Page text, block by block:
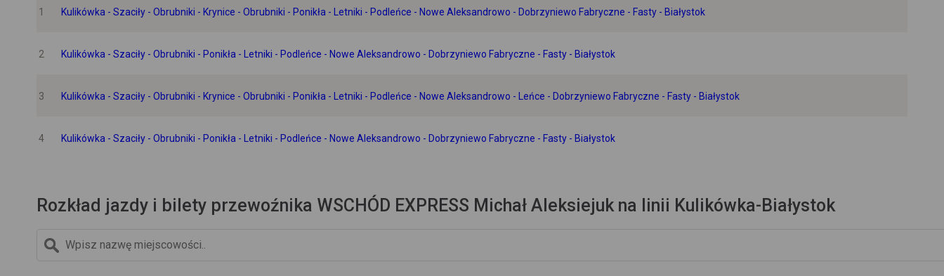
1 Kulikówka - Szaciły - Obrubniki - Krynice - Obrubniki - Ponikła - Letniki - Podleńce - Nowe Aleksandrowo - Dobrzyniewo Fabryczne - Fasty - Białystok
2 Kulikówka - Szaciły - Obrubniki - Ponikła - Letniki - Podleńce - Nowe Aleksandrowo - Dobrzyniewo Fabryczne - Fasty - Białystok
3 Kulikówka - Szaciły - Obrubniki - Krynice - Obrubniki - Ponikła - Letniki - Podleńce - Nowe Aleksandrowo - Leńce - Dobrzyniewo Fabryczne - Fasty - Białystok
4 Kulikówka - Szaciły - Obrubniki - Ponikła - Letniki - Podleńce - Nowe Aleksandrowo - Dobrzyniewo Fabryczne - Fasty - Białystok
Rozkład jazdy i bilety przewoźnika WSCHÓD EXPRESS Michał Aleksiejuk na linii Kulikówka-Białystok